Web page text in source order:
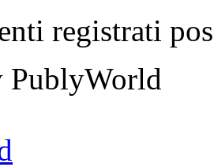
registrati
PublyWorld